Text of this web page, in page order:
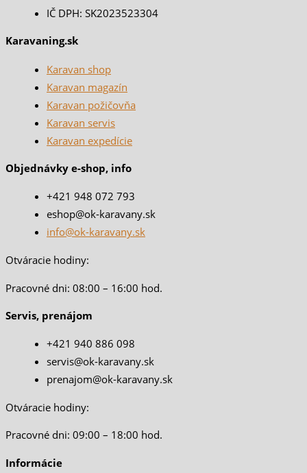
IČ DPH: SK2023523304
Karavaning.sk
Karavan shop
Karavan magazín
Karavan požičovňa
Karavan servis
Karavan expedície
Objednávky e-shop, info
+421 948 072 793
eshop@ok-karavany.sk
info@ok-karavany.sk
Otváracie hodiny:
Pracovné dni: 08:00 – 16:00 hod.
Servis, prenájom
+421 940 886 098
servis@ok-karavany.sk
prenajom@ok-karavany.sk
Otváracie hodiny:
Pracovné dni: 09:00 – 18:00 hod.
Informácie